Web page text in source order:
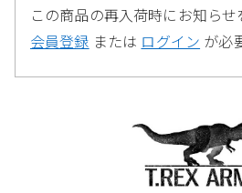
この商品の再入荷時にお知ら
会員登録 または ログイン が必